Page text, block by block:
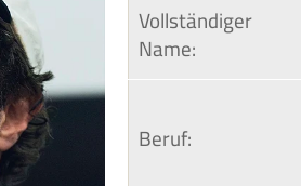
Vollständiger
Name:
Beruf: